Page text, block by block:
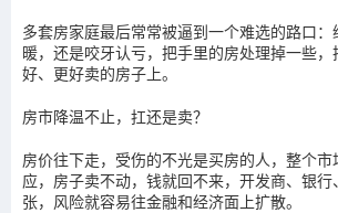
多套房家庭最后常常被逼到一个难选的路口
暖，还是咬牙认亏，把手里的房处理掉一些
好、更好卖的房子上。
房市降温不止，扛还是卖？
房价往下走，受伤的不光是买房的人，整个市
应，房子卖不动，钱就回不来，开发商、银
张，风险就容易往金融和经济面上扩散。